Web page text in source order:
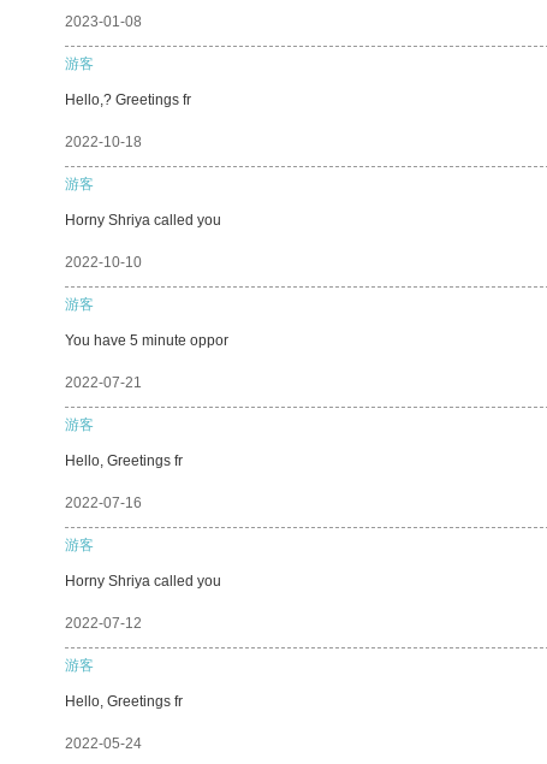
2023-01-08
游客
Hello,? Greetings fr
2022-10-18
游客
Horny Shriya called you
2022-10-10
游客
You have 5 minute oppor
2022-07-21
游客
Hello, Greetings fr
2022-07-16
游客
Horny Shriya called you
2022-07-12
游客
Hello, Greetings fr
2022-05-24